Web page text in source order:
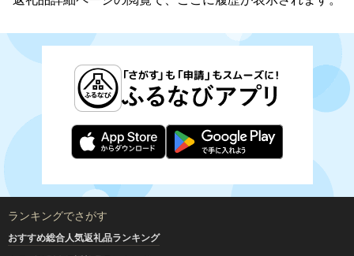
ランキングでさがす
おすすめ総合人気返礼品ランキング